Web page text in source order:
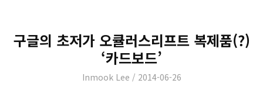
구글의 초저가 오큘러스리프트 복제품(?)
‘카드보드’
Author
Inmook Lee
Posted
2014-06-26